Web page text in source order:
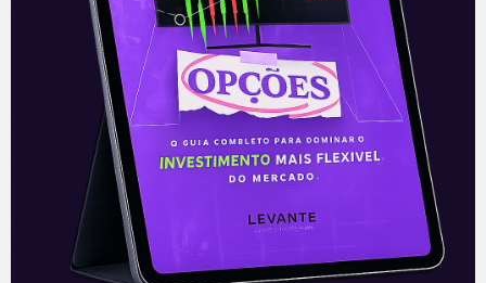
A Alpargatas divulgou seus resultados do
4T20 e consolidado de 2020 na noite
desta sexta-feira (12), após o
fechamento de mercado. A empresa
reportou resultados
Leia mais
17/02/2021